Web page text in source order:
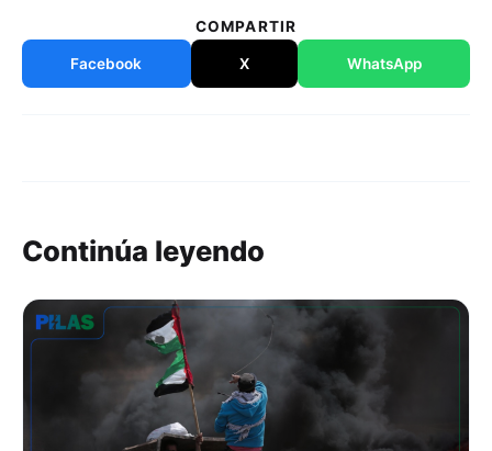
COMPARTIR
Facebook X WhatsApp
Continúa leyendo